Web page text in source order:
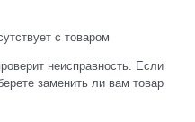
с товаром
неисправность. Если
заменить ли вам товар